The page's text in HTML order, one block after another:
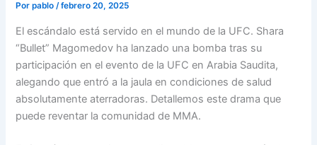
Porpablo/febrero 20, 2025
El escándalo está servido en el mundo de la UFC. Shara
“Bullet” Magomedov ha lanzado una bomba tras su
participación en el evento de la UFC en Arabia Saudita,
alegando que entró a la jaula en condiciones de salud
absolutamente aterradoras. Detallemos este drama que
puede reventar la comunidad de MMA.